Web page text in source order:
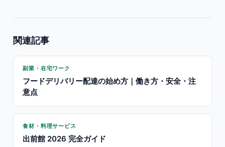
関連記事
副業・在宅ワーク
フードデリバリー配達の始め方｜働き方・安全・注
意点
食材・料理サービス
出前館 2026 完全ガイド